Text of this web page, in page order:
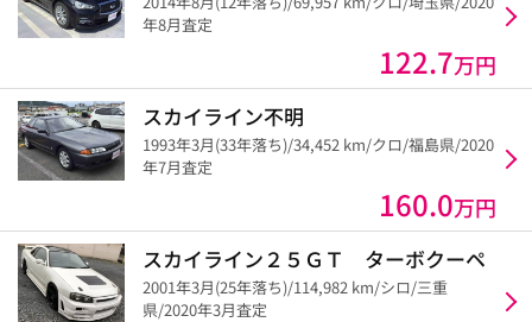
年8月査定
122.7万円
スカイライン不明
1993年3月(33年落ち)/34,452 km/クロ/福島県/2020
年7月査定
160.0万円
スカイライン２５ＧＴ ターボクーペ
2001年3月(25年落ち)/114,982 km/シロ/三重
県/2020年3月査定